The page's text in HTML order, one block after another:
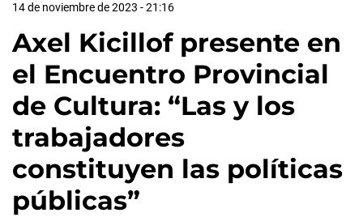
14 de noviembre de 2023 - 21:16
Axel Kicillof presente en
el Encuentro Provincial
de Cultura: “Las y los
trabajadores
constituyen las políticas
públicas”